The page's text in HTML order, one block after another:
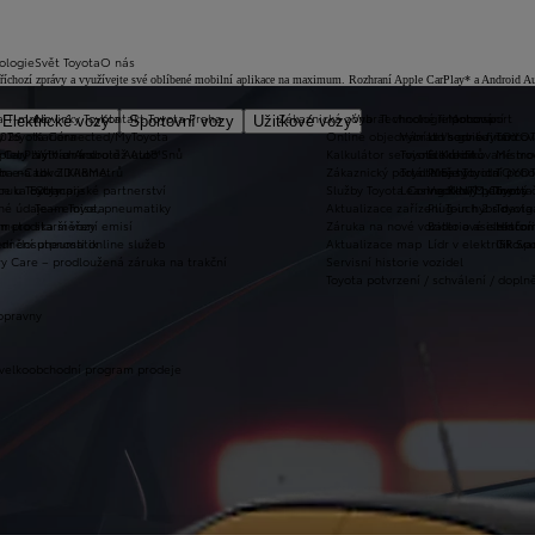
Elektrické vozy Sportovní vozy
Užitkové vozyVybrat vhodné financování
Leasing KINTO One
zimních kol
na rok ZDARMA
Extracare
pro starší vozy
pneumatik
Care – prodloužená záruka na trakční
program prodeje
Zákaznická zóna
Online objednání do servisu
Služby Toyota Connected/MyToyota
Aktualizace zařízení Touch 2 s
Záruka na nové vozidlo a asistenční
Aktualizace map
Servisní historie vozidel
Toyota potvrzení / schválení /
T-mate
Toyota Connected/MyToyota
CarPlay™ a Android Auto™
e-Call
u Toyoty
údaje – emise, pneumatiky
metodika měření emisí
dosutpnosti online služeb
Plně hybridní
Vodíkový palivový
Plug-in hybrid
Bateriové
Lídr v
Svět Toyota
Novinky Toyota
Kariéra
Výtvarná soutěž Auto Snů
Lovci Kilometrů
Olympijské partnerství
Team Toyota
GR
O nás
Kontakt Toyota Praha
zprávy a využívejte své oblíbené mobilní aplikace na maximum. Rozhraní Apple CarPlay* a Android